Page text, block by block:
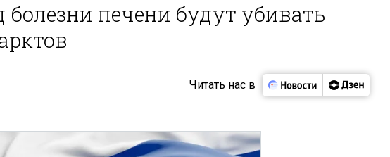
болезни печени будут убивать
Читать нас в